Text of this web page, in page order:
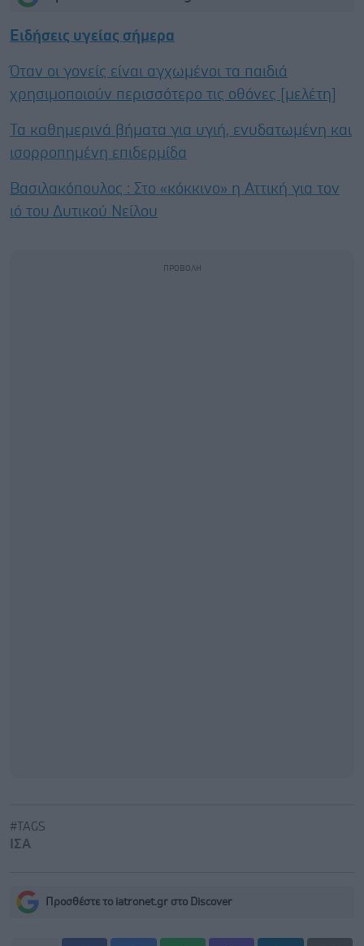
Ειδήσεις υγείας σήμερα
Όταν οι γονείς είναι αγχωμένοι τα παιδιά
χρησιμοποιούν περισσότερο τις οθόνες [μελέτη]
Τα καθημερινά βήματα για υγιή, ενυδατωμένη και
ισορροπημένη επιδερμίδα
Βασιλακόπουλος : Στο «κόκκινο» η Αττική για τον
ιό του Δυτικού Νείλου
#TAGS
ΙΣΑ
Προσθέστε το iatronet.gr στο Discover